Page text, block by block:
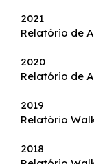
2021
Relatório de
2020
Relatório de
2019
Relatório
2018